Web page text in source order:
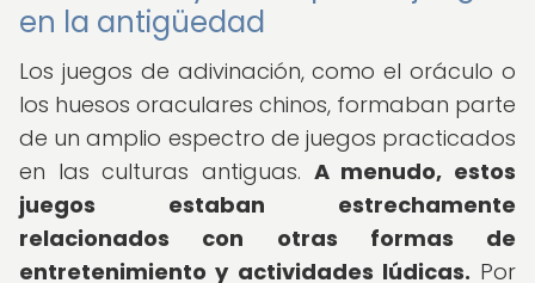
en la antigüedad
Los juegos de adivinación, como el oráculo o
los huesos oraculares chinos, formaban parte
de un amplio espectro de juegos practicados
en las culturas antiguas. A menudo, estos
juegos estaban estrechamente
relacionados con otras formas de
entretenimiento y actividades lúdicas. Por